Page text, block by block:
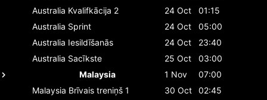
Australia Kvalifkācija 2 24 Oct
01:15
Australia Sprint 24 Oct
05:00
Australia Iesildīšanās 24 Oct
23:40
Australia Sacīkste 25 Oct
03:00
Malaysia
1 Nov
07:00
Malaysia Brīvais treniņš 1 30 Oct
02:45